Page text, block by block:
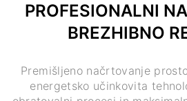
PROFESIONALNI
BREZHIBNO
Premišljeno načrtovanje
energetsko učinkovita